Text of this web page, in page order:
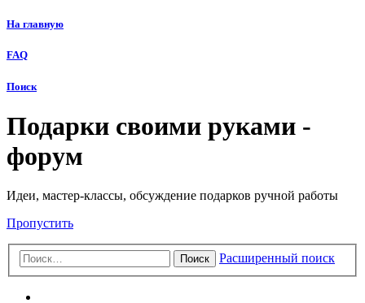
На главную
FAQ
Поиск
Подарки своими руками -
форум
Идеи, мастер-классы, обсуждение подарков ручной работы
Пропустить
Поиск Расширенный поиск